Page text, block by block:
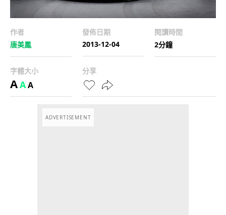
作者
唐美鳳
發佈日期
2013-12-04
閱讀時間
2分鐘
字體大小
AAA
分享
ADVERTISEMENT